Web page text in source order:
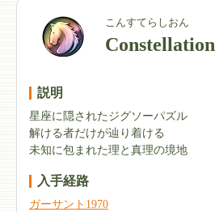
こんすてらしおん
Constellation
説明
星座に隠されたジグソーパズル
解ける者だけが辿り着ける
未知に包まれた理と真理の境地
入手経路
ガーサント1970